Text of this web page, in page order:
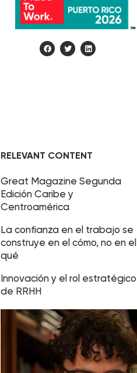
RELEVANT CONTENT
Great Magazine Segunda
Edición Caribe y
Centroamérica
La confianza en el trabajo se
construye en el cómo, no en el
qué
Innovación y el rol estratégico
de RRHH